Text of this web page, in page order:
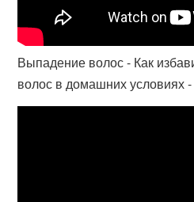
Выпадение волос - Как
волос в домашних условиях